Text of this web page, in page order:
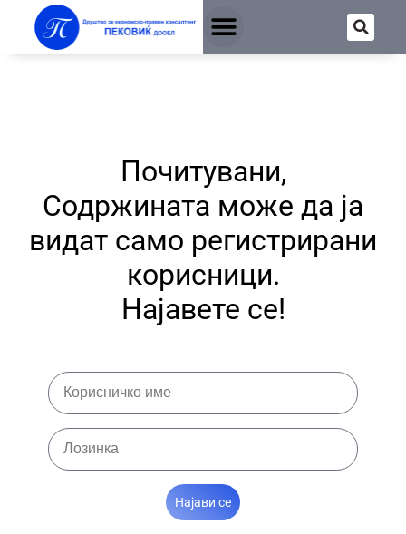
Почитувани,
Содржината може да ја
видат само регистрирани
корисници.
Најавете се!
Најави се